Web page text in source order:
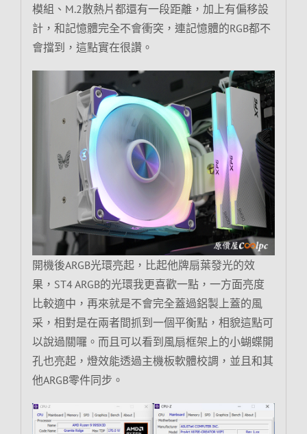
模組、M.2散熱片都還有一段距離，加上有偏移設
計，和記憶體完全不會衝突，連記憶體的RGB都不
會擋到，這點實在很讚。
開機後ARGB光環亮起，比起他牌扇葉發光的效
果，ST4 ARGB的光環我更喜歡一點，一方面亮度
比較適中，再來就是不會完全蓋過鋁製上蓋的風
采，相對是在兩者間抓到一個平衡點，相貌這點可
以說過關囉。而且可以看到風扇框架上的小蝴蝶開
孔也亮起，燈效能透過主機板軟體校調，並且和其
他ARGB零件同步。